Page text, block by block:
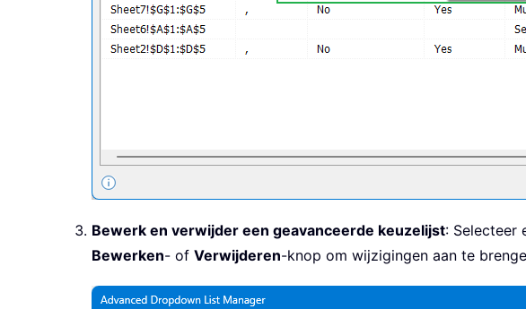
Bewerk en verwijder een geavanceerde keuzelijst: Selecteer
Bewerken- of Verwijderen-knop om wijzigingen aan te